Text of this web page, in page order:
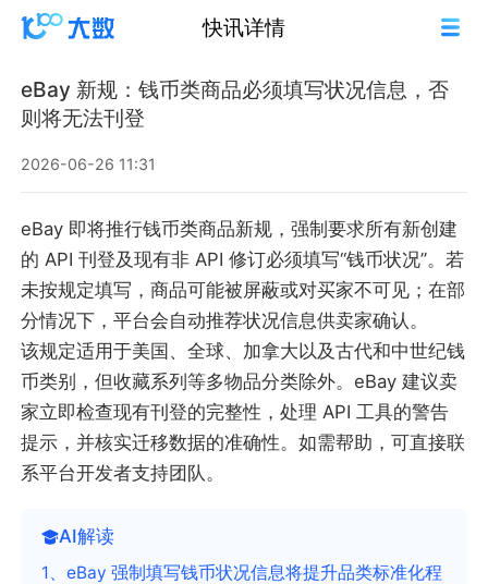
快讯详情
eBay 新规：钱币类商品必须填写状况信息，否
则将无法刊登
2026-06-26 11:31
eBay 即将推行钱币类商品新规，强制要求所有新创建
的 API 刊登及现有非 API 修订必须填写“钱币状况”。若
未按规定填写，商品可能被屏蔽或对买家不可见；在部
分情况下，平台会自动推荐状况信息供卖家确认。
该规定适用于美国、全球、加拿大以及古代和中世纪钱
币类别，但收藏系列等多物品分类除外。eBay 建议卖
家立即检查现有刊登的完整性，处理 API 工具的警告
提示，并核实迁移数据的准确性。如需帮助，可直接联
系平台开发者支持团队。
AI解读
1、eBay 强制填写钱币状况信息将提升品类标准化程